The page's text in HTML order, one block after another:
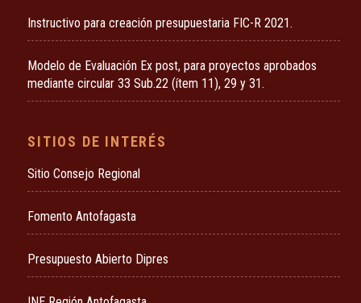
Instructivo para creación presupuestaria FIC-R 2021.
Modelo de Evaluación Ex post, para proyectos aprobados
mediante circular 33 Sub.22 (ítem 11), 29 y 31.
SITIOS DE INTERÉS
Sitio Consejo Regional
Fomento Antofagasta
Presupuesto Abierto Dipres